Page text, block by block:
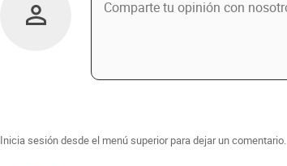
Inicia sesión desde el menú superior para dejar un comentario.